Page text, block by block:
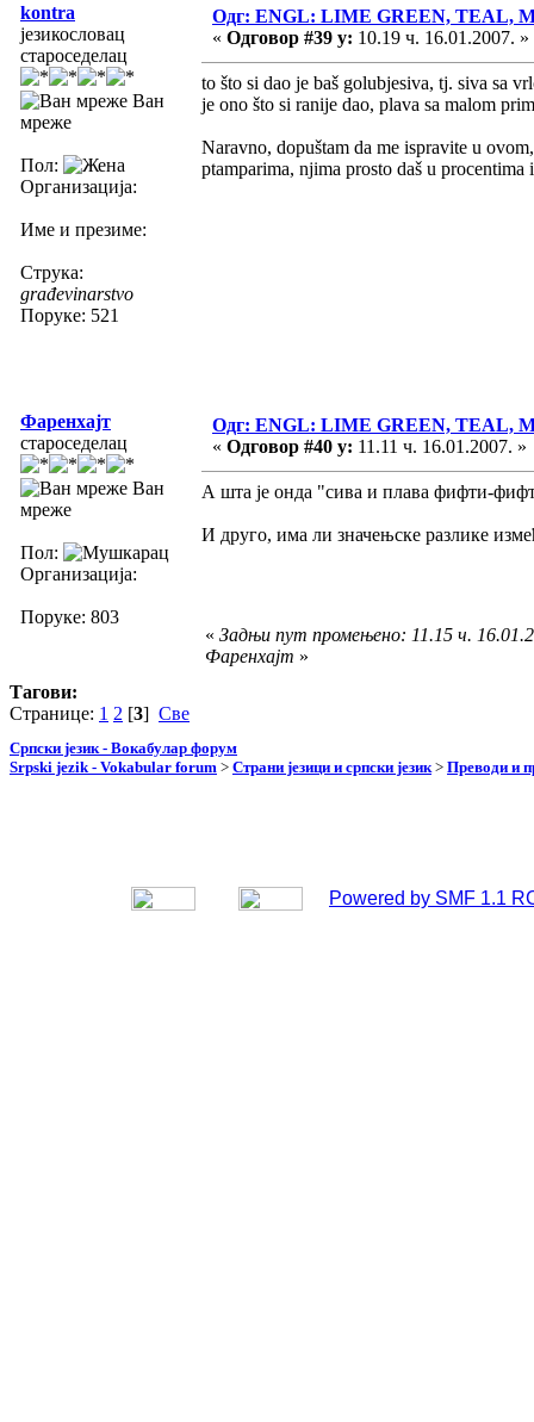
kontra
језикословац
староседелац
Ван
мреже
Пол:
Организација:
Име и презиме:
Струка:
građevinarstvo
Поруке: 521
Одг: ENGL: LIME GREEN, TEAL,
« Одговор #39 у: 10.19 ч. 16.01.2007. »
to što si dao je baš golubjesiva, tj. siva sa
je ono što si ranije dao, plava sa malom
Naravno, dopuštam da me ispravite u
ptamparima, njima prosto daš u
Фаренхајт
староседелац
Ван
мреже
Пол:
Организација:
Поруке: 803
Одг: ENGL: LIME GREEN, TEAL,
« Одговор #40 у: 11.11 ч. 16.01.2007. »
А шта је онда "сива и плава фифти-
И друго, има ли значењске разлике
« Задњи пут промењено: 11.15 ч.
Фаренхајт »
Тагови:
Странице: 1 2 [3] Све
Српски језик - Вокабулар форум
Srpski jezik - Vokabular forum > Страни језици и српски језик> Преводи и
Powered by SMF 1.1